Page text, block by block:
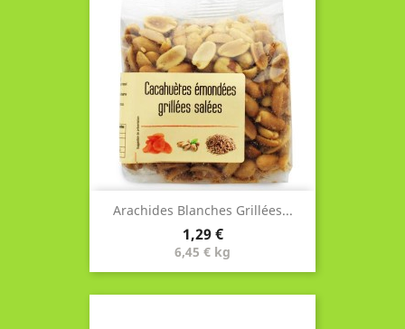
Arachides Blanches Grillées...
Prix
1,29 €
6,45 € kg